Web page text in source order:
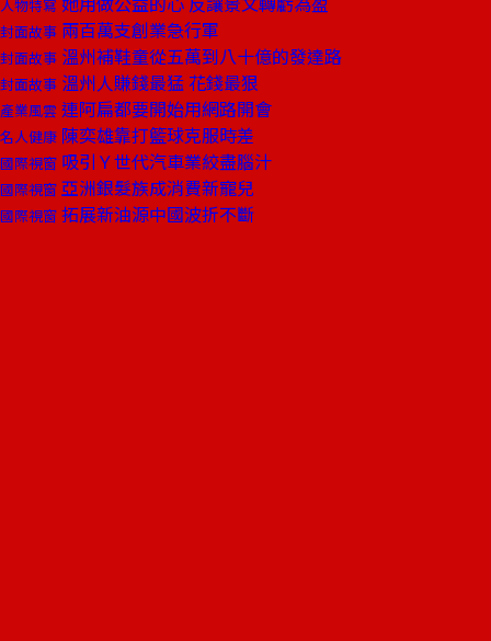
人物特寫
封面故事 兩百萬支創業急行軍
封面故事 溫州補鞋童從五萬到八十億的發達路
封面故事 溫州人賺錢最猛 花錢最狠
產業風雲 連阿扁都要開始用網路開會
名人健康 陳奕雄靠打籃球克服時差
國際視窗 吸引Ｙ世代汽車業絞盡腦汁
國際視窗 亞洲銀髮族成消費新寵兒
國際視窗 拓展新油源中國波折不斷